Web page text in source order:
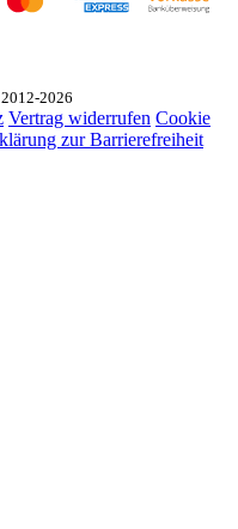
2026
Vertrag widerrufen Cookie
zur Barrierefreiheit